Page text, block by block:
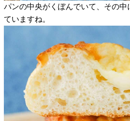
パンの中央がくぼんでいて、その中
ていますね。